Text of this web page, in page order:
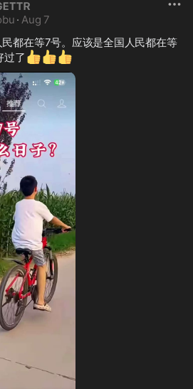
· Aug 7
都在等7号。应该是全国人民都在等
过了 👍👍👍